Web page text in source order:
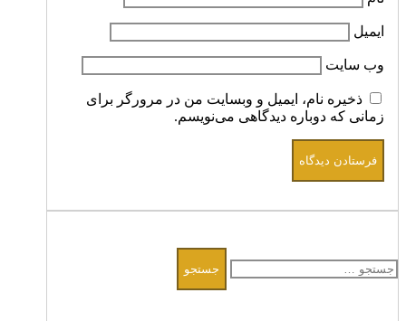
ایمیل
وب‌ سایت
ذخیره نام، ایمیل و وبسایت من در مرورگر برای
زمانی که دوباره دیدگاهی می‌نویسم.
برای: